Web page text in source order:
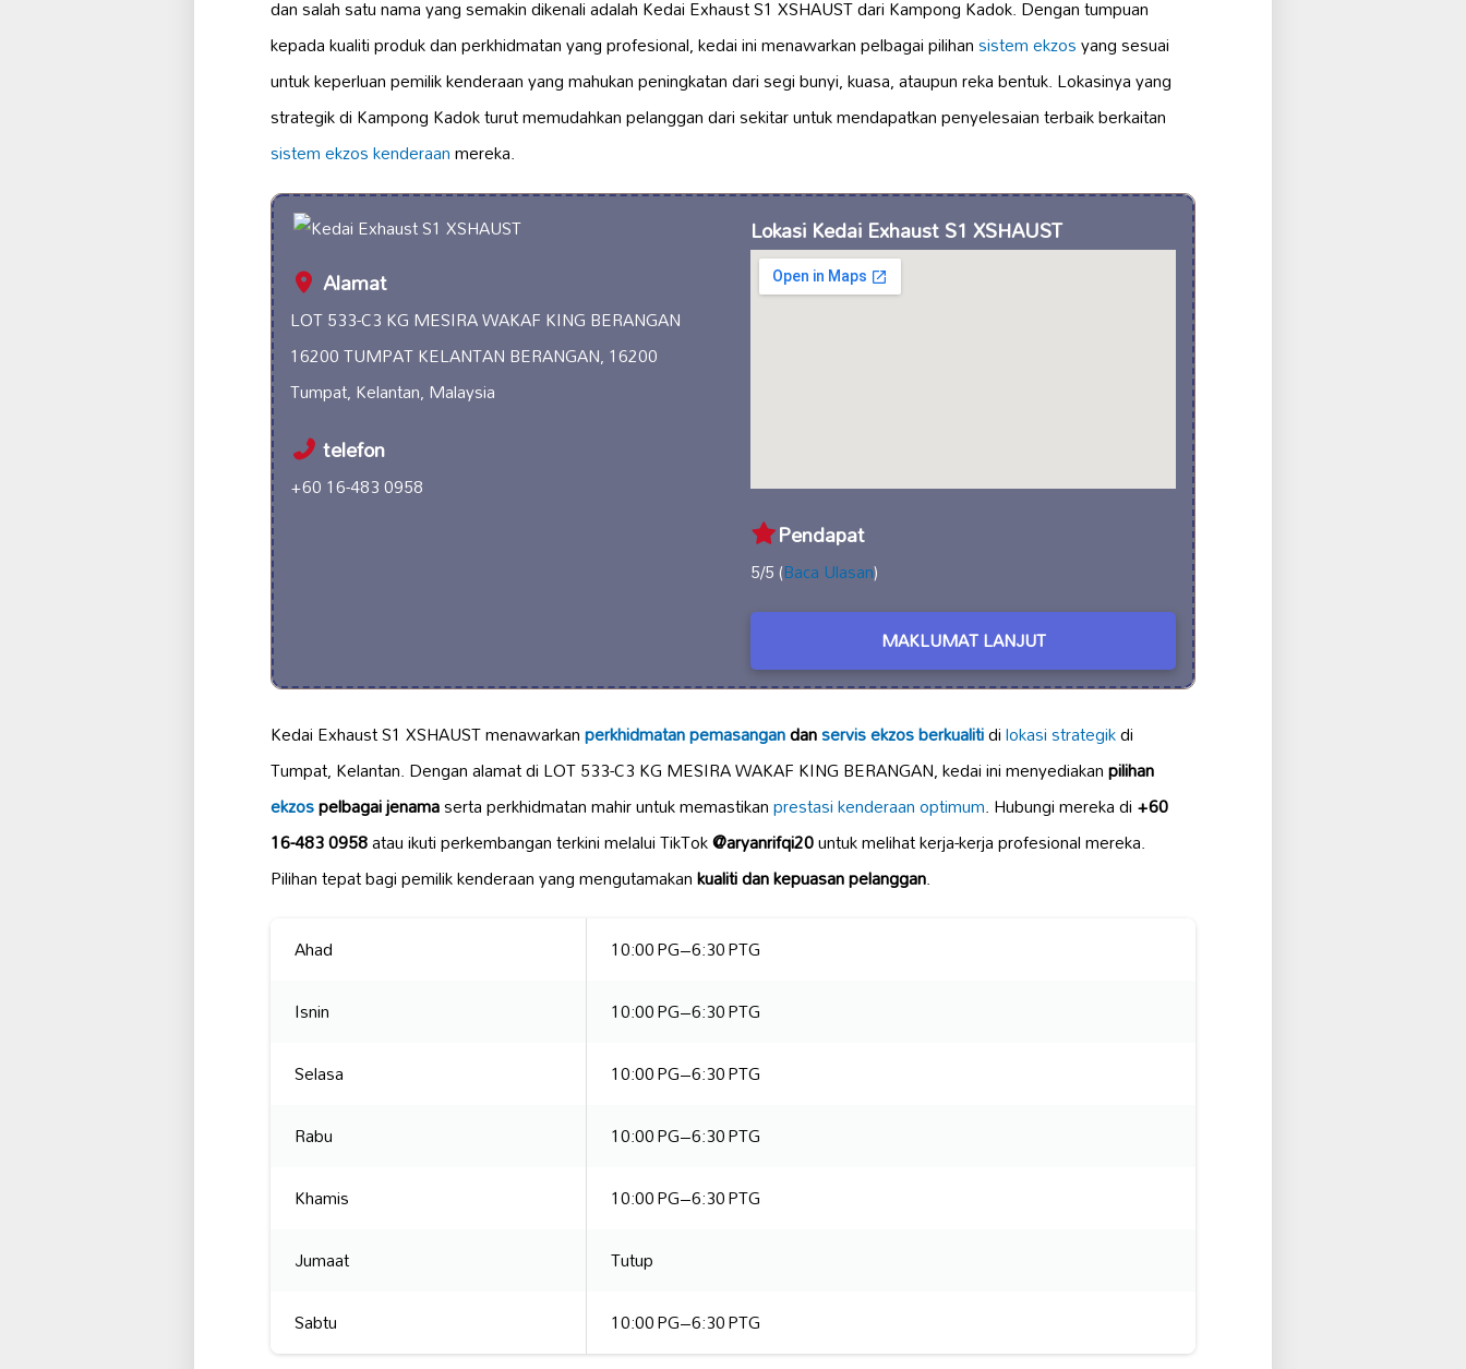
dan salah satu nama yang semakin dikenali adalah Kedai Exhaust S1 XSHAUST dari Kampong Kadok. Dengan tumpuan
kepada kualiti produk dan perkhidmatan yang profesional, kedai ini menawarkan pelbagai pilihansistem ekzosyang sesuai
untuk keperluan pemilik kenderaan yang mahukan peningkatan dari segi bunyi, kuasa, ataupun reka bentuk. Lokasinya yang
strategik di Kampong Kadok turut memudahkan pelanggan dari sekitar untuk mendapatkan penyelesaian terbaik berkaitan
sistem ekzos kenderaanmereka.
Alamat
LOT 533-C3 KG MESIRA WAKAF KING BERANGAN
16200 TUMPAT KELANTAN BERANGAN, 16200
Tumpat, Kelantan, Malaysia
telefon
+60 16-483 0958
Lokasi Kedai Exhaust S1 XSHAUST
Pendapat
5/5 (Baca Ulasan)
MAKLUMAT LANJUT
Kedai Exhaust S1 XSHAUST menawarkanperkhidmatan pemasangandanservis ekzos berkualitidilokasi strategikdi
Tumpat, Kelantan. Dengan alamat di LOT 533-C3 KG MESIRA WAKAF KING BERANGAN, kedai ini menyediakanpilihan
ekzospelbagai jenamaserta perkhidmatan mahir untuk memastikanprestasi kenderaan optimum. Hubungi mereka di+60
16-483 0958atau ikuti perkembangan terkini melalui TikTok@aryanrifqi20untuk melihat kerja-kerja profesional mereka.
Pilihan tepat bagi pemilik kenderaan yang mengutamakankualiti dan kepuasan pelanggan.
Ahad
10:00 PG–6:30 PTG
Isnin
10:00 PG–6:30 PTG
Selasa
10:00 PG–6:30 PTG
Rabu
10:00 PG–6:30 PTG
Khamis
10:00 PG–6:30 PTG
Jumaat
Tutup
Sabtu
10:00 PG–6:30 PTG